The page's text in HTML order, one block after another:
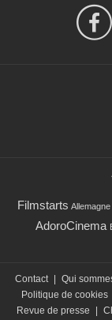
Filmstarts Allemagne
AdoroCinema
Contact | Qui
Politique de cookies
Revue de presse
|